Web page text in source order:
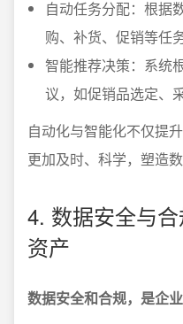
自动任务分配：根据
购、补货、促销等任
智能推荐决策：系统
议，如促销品选定、
自动化与智能化不仅提
更加及时、科学，塑造
4. 数据安全与
资产
数据安全和合规，是企